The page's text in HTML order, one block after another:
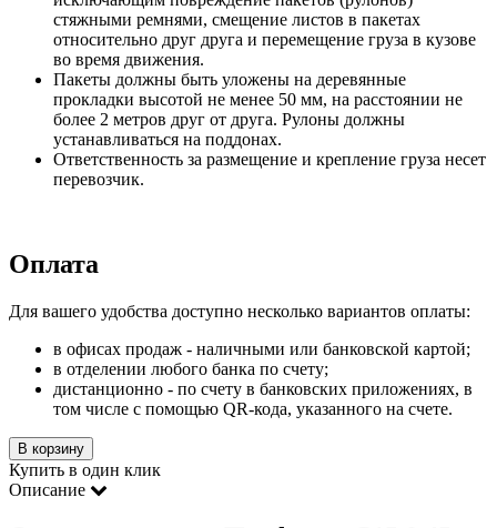
стяжными ремнями, смещение листов в пакетах
относительно друг друга и перемещение груза в кузове
во время движения.
Пакеты должны быть уложены на деревянные
прокладки высотой не менее 50 мм, на расстоянии не
более 2 метров друг от друга. Рулоны должны
устанавливаться на поддонах.
Ответственность за размещение и крепление груза несет
перевозчик.
Оплата
Для вашего удобства доступно несколько вариантов оплаты:
в офисах продаж - наличными или банковской картой;
в отделении любого банка по счету;
дистанционно - по счету в банковских приложениях, в
том числе с помощью QR-кода, указанного на счете.
В корзину
Купить в один клик
Описание